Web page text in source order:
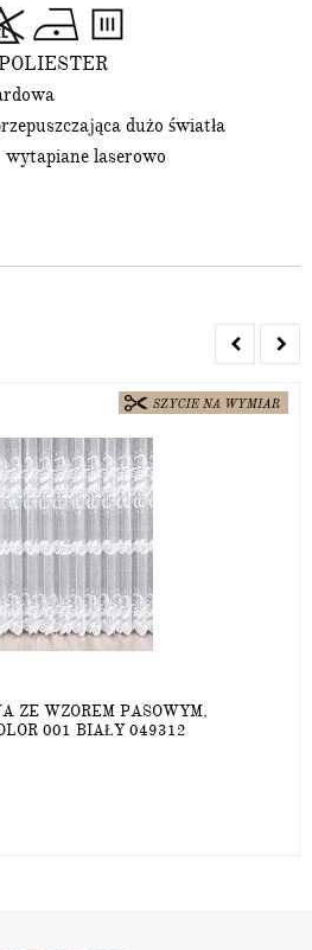
dużo światła
wytapiane laserowo
ZE WZOREM PASOWYM,
001 BIAŁY 049312